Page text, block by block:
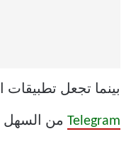
بينما تجعل تطبيقات
Telegram من السهل